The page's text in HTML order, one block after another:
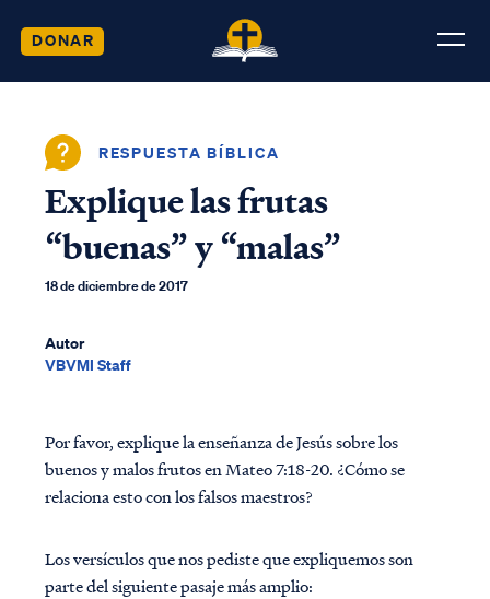
DONAR
RESPUESTA BÍBLICA
Explique las frutas
“buenas” y “malas”
18 de diciembre de 2017
Autor
VBVMI Staff
Por favor, explique la enseñanza de Jesús sobre los
buenos y malos frutos en Mateo 7:18-20. ¿Cómo se
relaciona esto con los falsos maestros?
Los versículos que nos pediste que expliquemos son
parte del siguiente pasaje más amplio: